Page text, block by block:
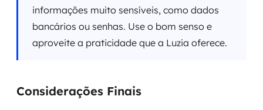
informações muito sensíveis, como dados
bancários ou senhas. Use o bom senso e
aproveite a praticidade que a Luzia oferece.
Considerações Finais